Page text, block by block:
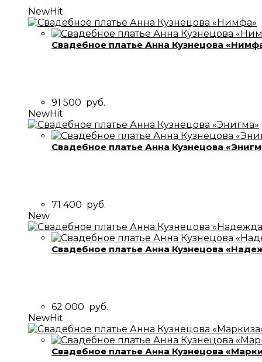
NewHit
Свадебное платье Анна Кузнецова
91 500 руб.
NewHit
Свадебное платье Анна Кузнецова
71 400 руб.
New
Свадебное платье Анна Кузнецова
62 000 руб.
NewHit
Свадебное платье Анна Кузнецова